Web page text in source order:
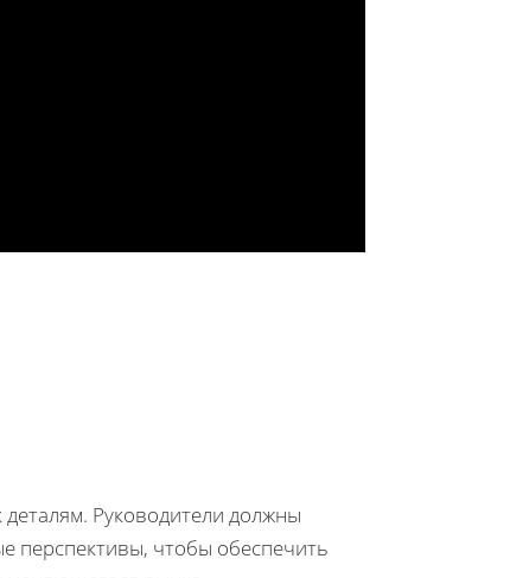
Руководители должны
перспективы, чтобы обеспечить